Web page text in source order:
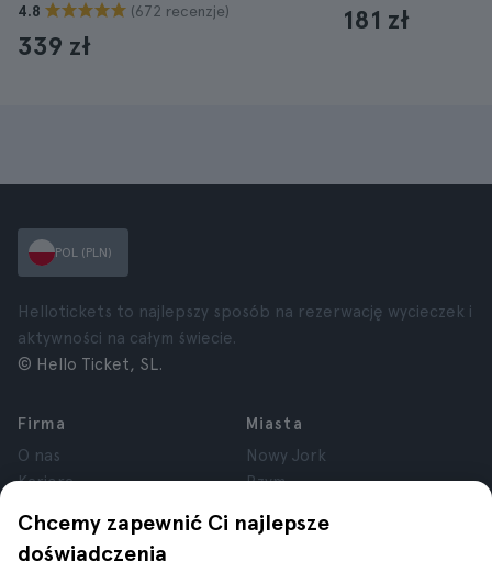
4.8 (672 recenzje)
339 zł
181 zł
Chcemy zapewnić Ci najlepsze
doświadczenia
POL (PLN)
Hellotickets to najlepszy sposób na rezerwację wycieczek i
aktywności na całym świecie.
© Hello Ticket, SL.
Firma
O nas
Kariera
Recenzje
Prywatność
Miasta
Nowy Jork
Rzym
Londyn